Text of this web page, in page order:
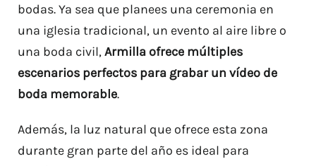
bodas. Ya sea que planees una ceremonia en
una iglesia tradicional, un evento al aire libre o
una boda civil,Armilla ofrece múltiples
escenarios perfectos para grabar un vídeo de
boda memorable.
Además, la luz natural que ofrece esta zona
durante gran parte del año es ideal para